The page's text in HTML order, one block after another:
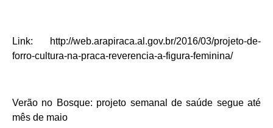
Link: http://web.arapiraca.al.gov.br/2016/03/projeto-de-
forro-cultura-na-praca-reverencia-a-figura-feminina/
Verão no Bosque: projeto semanal de saúde segue até
mês de maio